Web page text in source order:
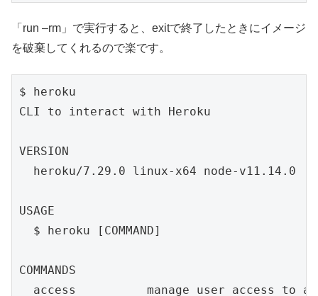
「run –rm」で実行すると、exitで終了したときにイメージ
を破棄してくれるので楽です。
$ heroku
CLI to interact with Heroku
VERSION
  heroku/7.29.0 linux-x64 node-v11.14.0
USAGE
  $ heroku [COMMAND]
COMMANDS
access          manage user access to